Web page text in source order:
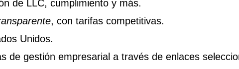
de LLC, cumplimiento y más.
, con tarifas competitivas.
Unidos.
de gestión empresarial a través de enlaces